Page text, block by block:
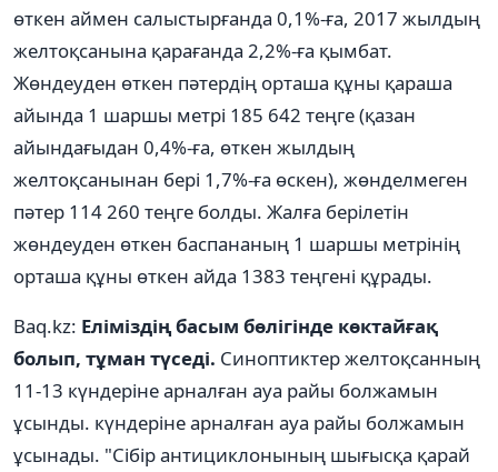
өткен аймен салыстырғанда 0,1%-ға, 2017 жылдың
желтоқсанына қарағанда 2,2%-ға қымбат.
Жөндеуден өткен пәтердің орташа құны қараша
айында 1 шаршы метрі 185 642 теңге (қазан
айындағыдан 0,4%-ға, өткен жылдың
желтоқсанынан бері 1,7%-ға өскен), жөнделмеген
пәтер 114 260 теңге болды. Жалға берілетін
жөндеуден өткен баспананың 1 шаршы метрінің
орташа құны өткен айда 1383 теңгені құрады.
Baq.kz: Еліміздің басым бөлігінде көктайғақ
болып, тұман түседі. Синоптиктер желтоқсанның
11-13 күндеріне арналған ауа райы болжамын
ұсынды. күндеріне арналған ауа райы болжамын
ұсынады. "Сібір антициклонының шығысқа қарай